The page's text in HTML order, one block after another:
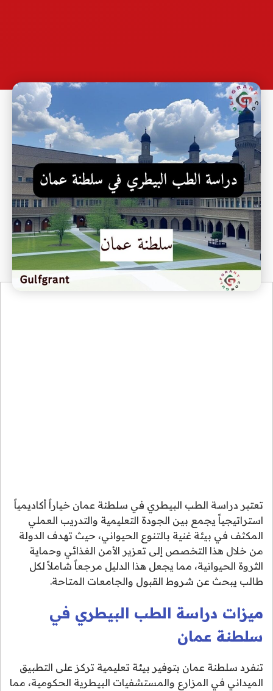
تعتبر دراسة الطب البيطري في سلطنة عمان خياراً أكاديمياً
استراتيجياً يجمع بين الجودة التعليمية والتدريب العملي
المكثف في بيئة غنية بالتنوع الحيواني، حيث تهدف الدولة
من خلال هذا التخصص إلى تعزير الأمن الغذائي وحماية
الثروة الحيوانية، مما يجعل هذا الدليل مرجعاً شاملاً لكل
طالب يبحث عن شروط القبول والجامعات المتاحة.
ميزات دراسة الطب البيطري في
سلطنة عمان
تنفرد سلطنة عمان بتوفير بيئة تعليمية تركز على التطبيق
الميداني في المزارع والمستشفيات البيطرية الحكومية، مما